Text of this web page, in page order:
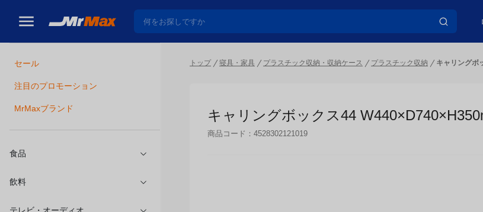
セール
注目のプロモーション
MrMaxブランド
食品
トップ 寝具・家具 プラスチック収納・収納ケース プラスチック収納 キャリングボ
キャリングボックス44
商品コード： 4528302121019